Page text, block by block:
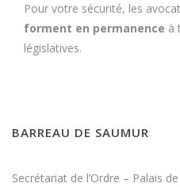
Pour votre sécurité, les
forment en permanence à
législatives.
BARREAU DE SAUMUR
Secrétariat de l’Ordre – Palais